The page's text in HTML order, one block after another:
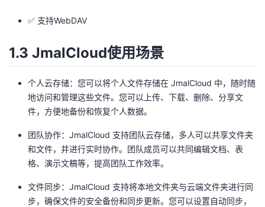
子
直
播
的
活
我
的
注
我
发
学
Programs
的
持
✅ 支持WebDAV
1.3 JmalCloud使用场景
个人云存储：您可以将个人文件存储在 JmalCloud 中，随时随
地访问和管理这些文件。您可以上传、下载、删除、分享文
件，方便地备份和恢复个人数据。
团队协作：JmalCloud 支持团队云存储，多人可以共享文件夹
和文件，并进行实时协作。团队成员可以共同编辑文档、表
格、演示文稿等，提高团队工作效率。
文件同步：JmalCloud 支持将本地文件夹与云端文件夹进行同
步，确保文件的安全备份和同步更新。您可以设置自动同步，